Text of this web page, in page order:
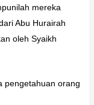
mereka
Abu Hurairah
oleh Syaikh
pengetahuan orang